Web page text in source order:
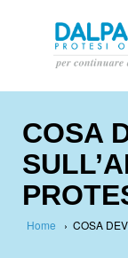
COSA
Home › COSA